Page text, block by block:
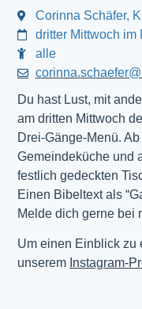
Corinna Schäfer,
dritter Mittwoch im
alle
Du hast Lust, mit
am dritten Mittwoch
Drei-Gänge-Menü.
Gemeindeküche und
festlich gedeckten
Einen Bibeltext als
Melde dich gerne bei
Um einen Einblick zu
unserem Instagram-